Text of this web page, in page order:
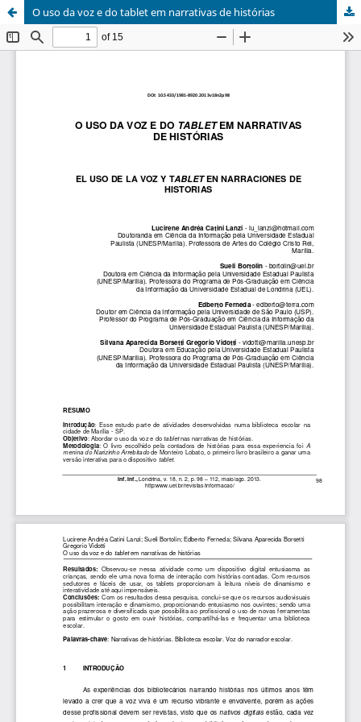
O uso da voz e do tablet em narrativas de histórias